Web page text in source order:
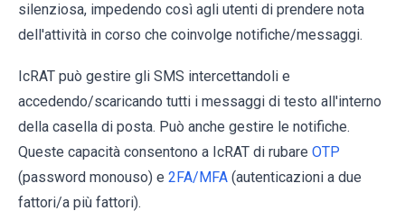
silenziosa, impedendo così agli utenti di prendere nota
dell'attività in corso che coinvolge notifiche/messaggi.
IcRAT può gestire gli SMS intercettandoli e
accedendo/scaricando tutti i messaggi di testo all'interno
della casella di posta. Può anche gestire le notifiche.
Queste capacità consentono a IcRAT di rubare OTP
(password monouso) e 2FA/MFA (autenticazioni a due
fattori/a più fattori).